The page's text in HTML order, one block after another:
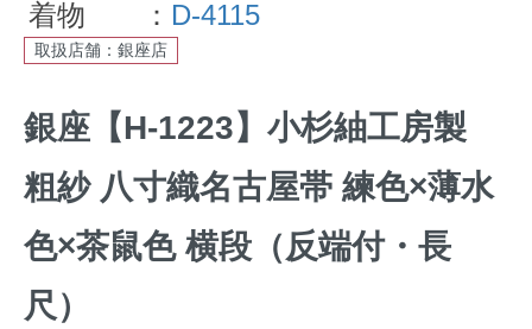
着物 ： D-4115
取扱店舗：銀座店
銀座【H-1223】小杉紬工房製
粗紗 八寸織名古屋帯 練色×薄水
色×茶鼠色 横段（反端付・長
尺）